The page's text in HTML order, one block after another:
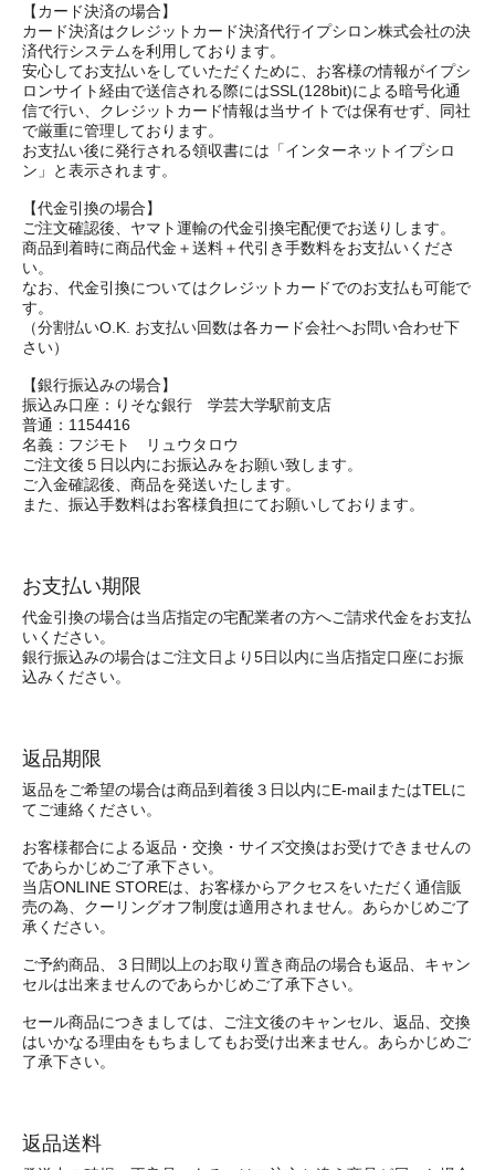
【カード決済の場合】
カード決済はクレジットカード決済代行イプシロン株式会社の決
済代行システムを利用しております。
安心してお支払いをしていただくために、お客様の情報がイプシ
ロンサイト経由で送信される際にはSSL(128bit)による暗号化通
信で行い、クレジットカード情報は当サイトでは保有せず、同社
で厳重に管理しております。
お支払い後に発行される領収書には「インターネットイプシロ
ン」と表示されます。
【代金引換の場合】
ご注文確認後、ヤマト運輸の代金引換宅配便でお送りします。
商品到着時に商品代金＋送料＋代引き手数料をお支払いくださ
い。
なお、代金引換についてはクレジットカードでのお支払も可能で
す。
（分割払いO.K. お支払い回数は各カード会社へお問い合わせ下
さい）
【銀行振込みの場合】
振込み口座：りそな銀行 学芸大学駅前支店
普通：1154416
名義：フジモト リュウタロウ
ご注文後５日以内にお振込みをお願い致します。
ご入金確認後、商品を発送いたします。
また、振込手数料はお客様負担にてお願いしております。
お支払い期限
代金引換の場合は当店指定の宅配業者の方へご請求代金をお支払
いください。
銀行振込みの場合はご注文日より5日以内に当店指定口座にお振
込みください。
返品期限
返品をご希望の場合は商品到着後３日以内にE-mailまたはTELに
てご連絡ください。
お客様都合による返品・交換・サイズ交換はお受けできませんの
であらかじめご了承下さい。
当店ONLINE STOREは、お客様からアクセスをいただく通信販
売の為、クーリングオフ制度は適用されません。あらかじめご了
承ください。
ご予約商品、３日間以上のお取り置き商品の場合も返品、キャン
セルは出来ませんのであらかじめご了承下さい。
セール商品につきましては、ご注文後のキャンセル、返品、交換
はいかなる理由をもちましてもお受け出来ません。あらかじめご
了承下さい。
返品送料